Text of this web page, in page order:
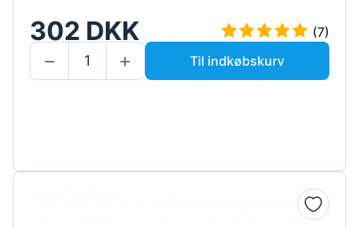
302 DKK
(7)
Til indkøbskurv